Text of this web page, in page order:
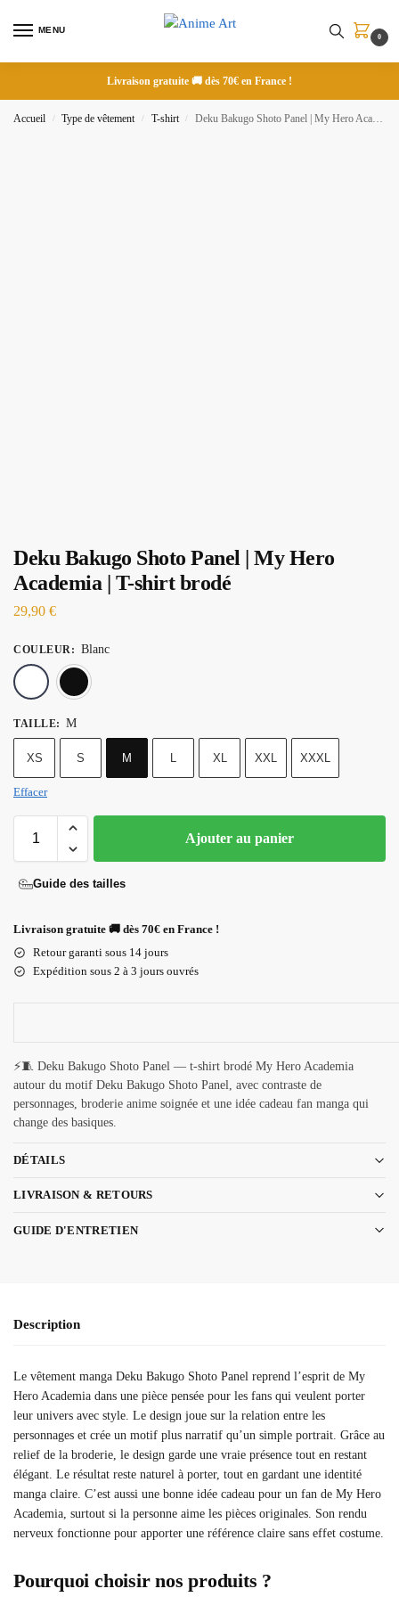
MENU
0
Livraison gratuite 🚚 dès 70€ en France !
Accueil / Type de vêtement / T-shirt / Deku Bakugo Shoto Panel | My Hero Academia | T-shirt brodé
Deku Bakugo Shoto Panel | My Hero
Academia | T-shirt brodé
29,90 €
COULEUR : Blanc
TAILLE: M
XS S M L XL XXL XXXL
Effacer
Ajouter au panier
Guide des tailles
Livraison gratuite 🚚 dès 70€ en France !
Retour garanti sous 14 jours
Expédition sous 2 à 3 jours ouvrés
⚡🧵 Deku Bakugo Shoto Panel — t-shirt brodé My Hero Academia
autour du motif Deku Bakugo Shoto Panel, avec contraste de
personnages, broderie anime soignée et une idée cadeau fan manga qui
change des basiques.
DÉTAILS
LIVRAISON & RETOURS
GUIDE D'ENTRETIEN
Description
Le vêtement manga Deku Bakugo Shoto Panel reprend l’esprit de My
Hero Academia dans une pièce pensée pour les fans qui veulent porter
leur univers avec style. Le design joue sur la relation entre les
personnages et crée un motif plus narratif qu’un simple portrait. Grâce au
relief de la broderie, le design garde une vraie présence tout en restant
élégant. Le résultat reste naturel à porter, tout en gardant une identité
manga claire. C’est aussi une bonne idée cadeau pour un fan de My Hero
Academia, surtout si la personne aime les pièces originales. Son rendu
nerveux fonctionne pour apporter une référence claire sans effet costume.
Pourquoi choisir nos produits ?